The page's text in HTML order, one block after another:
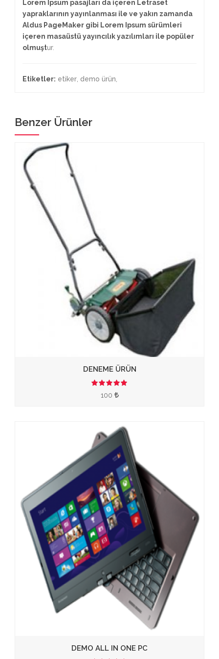
Lorem Ipsum pasajları da içeren Letraset
yapraklarının yayınlanması ile ve yakın zamanda
Aldus PageMaker gibi Lorem Ipsum sürümleri
içeren masaüstü yayıncılık yazılımları ile popüler
olmuştur.
Etiketler: etiker demo ürün
Benzer Ürünler
DENEME ÜRÜN
3.50
100
DEMO ALL IN ONE PC